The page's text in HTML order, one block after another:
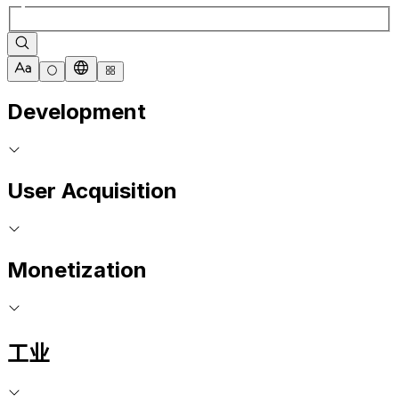
Development
User Acquisition
Monetization
工业